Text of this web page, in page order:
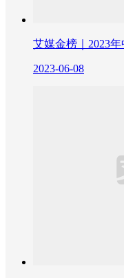
艾媒金榜｜2023
2023-06-08